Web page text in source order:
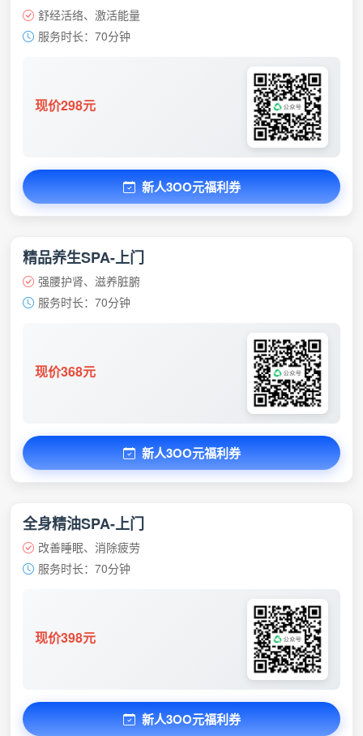
舒经活络、激活能量
服务时长：70分钟
现价298元
新人3OO元福利券
精品养生SPA-上门
强腰护肾、滋养脏腑
服务时长：70分钟
现价368元
新人3OO元福利券
全身精油SPA-上门
改善睡眠、消除疲劳
服务时长：70分钟
现价398元
新人3OO元福利券